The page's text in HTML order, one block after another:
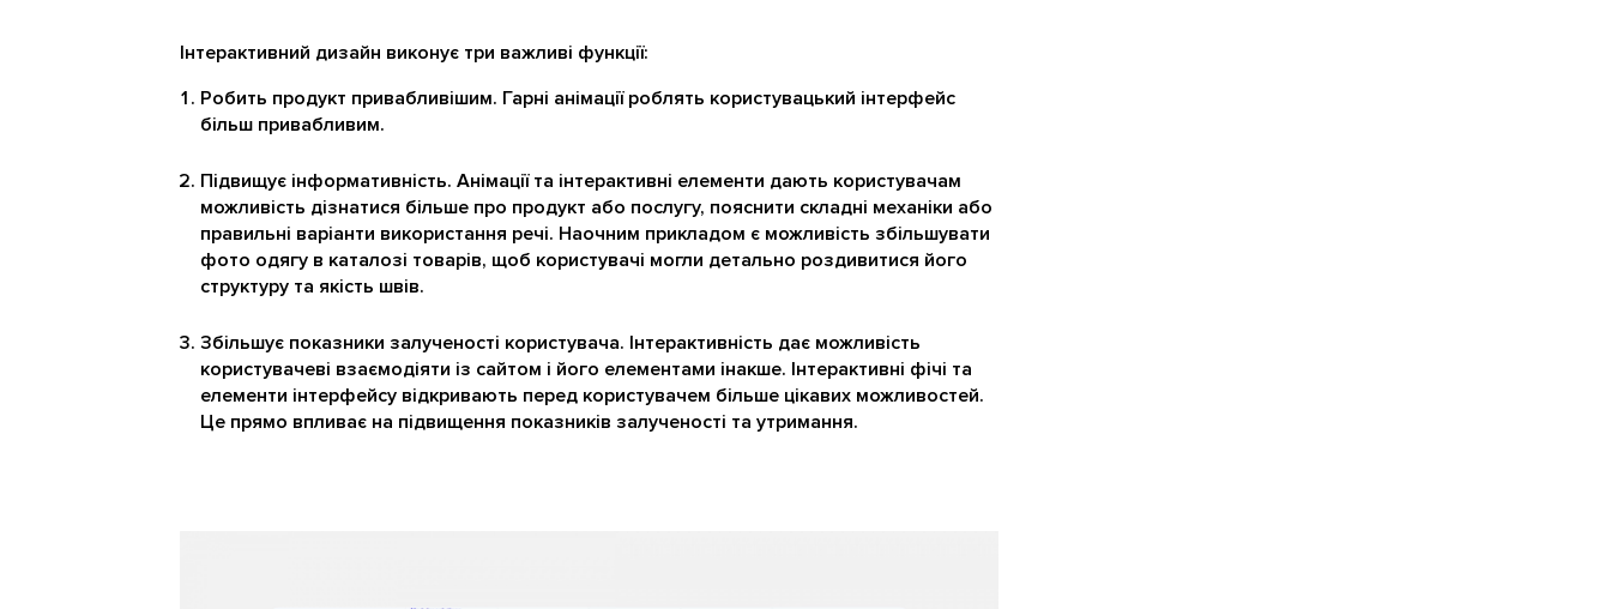
Інтерактивний дизайн виконує три важливі функції:
Робить продукт привабливішим. Гарні анімації роблять користувацький інтерфейс
більш привабливим.
Підвищує інформативність. Анімації та інтерактивні елементи дають користувачам
можливість дізнатися більше про продукт або послугу, пояснити складні механіки або
правильні варіанти використання речі. Наочним прикладом є можливість збільшувати
фото одягу в каталозі товарів, щоб користувачі могли детально роздивитися його
структуру та якість швів.
Збільшує показники залученості користувача. Інтерактивність дає можливість
користувачеві взаємодіяти із сайтом і його елементами інакше. Інтерактивні фічі та
елементи інтерфейсу відкривають перед користувачем більше цікавих можливостей.
Це прямо впливає на підвищення показників залученості та утримання.